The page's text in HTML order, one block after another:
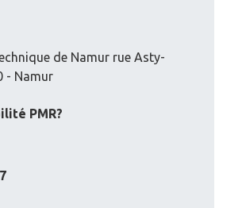
de Namur rue Asty-
- Namur
PMR?